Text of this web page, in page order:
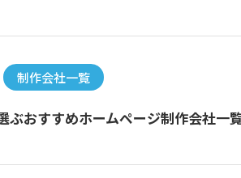
制作会社一覧
ぶおすすめホームページ制作会社一